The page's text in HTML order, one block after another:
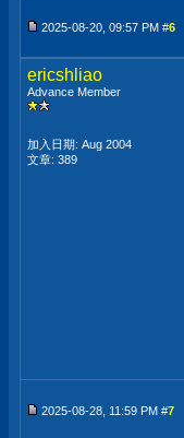
2025-08-20, 09:57 PM #6
ericshliao
Advance Member
加入日期: Aug 2004
文章: 389
2025-08-28, 11:59 PM #7